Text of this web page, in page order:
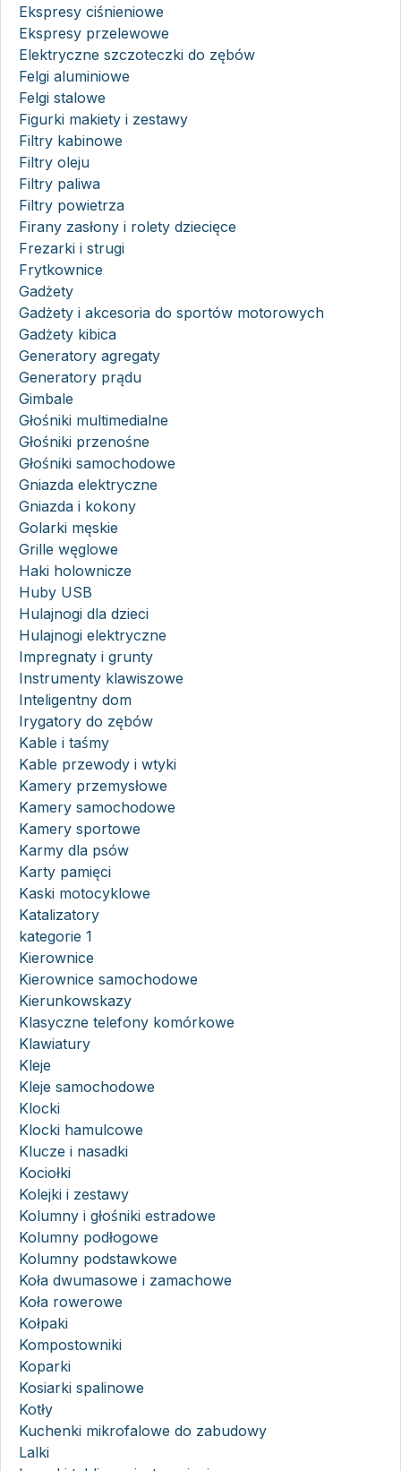
Ekspresy ciśnieniowe
Ekspresy przelewowe
Elektryczne szczoteczki do zębów
Felgi aluminiowe
Felgi stalowe
Figurki makiety i zestawy
Filtry kabinowe
Filtry oleju
Filtry paliwa
Filtry powietrza
Firany zasłony i rolety dziecięce
Frezarki i strugi
Frytkownice
Gadżety
Gadżety i akcesoria do sportów motorowych
Gadżety kibica
Generatory agregaty
Generatory prądu
Gimbale
Głośniki multimedialne
Głośniki przenośne
Głośniki samochodowe
Gniazda elektryczne
Gniazda i kokony
Golarki męskie
Grille węglowe
Haki holownicze
Huby USB
Hulajnogi dla dzieci
Hulajnogi elektryczne
Impregnaty i grunty
Instrumenty klawiszowe
Inteligentny dom
Irygatory do zębów
Kable i taśmy
Kable przewody i wtyki
Kamery przemysłowe
Kamery samochodowe
Kamery sportowe
Karmy dla psów
Karty pamięci
Kaski motocyklowe
Katalizatory
kategorie 1
Kierownice
Kierownice samochodowe
Kierunkowskazy
Klasyczne telefony komórkowe
Klawiatury
Kleje
Kleje samochodowe
Klocki
Klocki hamulcowe
Klucze i nasadki
Kociołki
Kolejki i zestawy
Kolumny i głośniki estradowe
Kolumny podłogowe
Kolumny podstawkowe
Koła dwumasowe i zamachowe
Koła rowerowe
Kołpaki
Kompostowniki
Koparki
Kosiarki spalinowe
Kotły
Kuchenki mikrofalowe do zabudowy
Lalki